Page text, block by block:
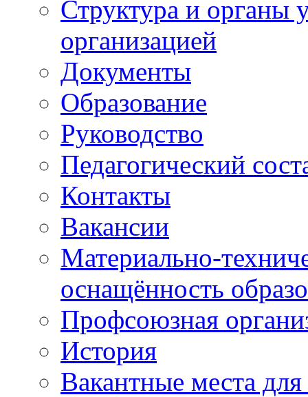
Структура и органы
организацией
Документы
Образование
Руководство
Педагогический
Контакты
Вакансии
Материально-
оснащённость
Профсоюзная
История
Вакантные места